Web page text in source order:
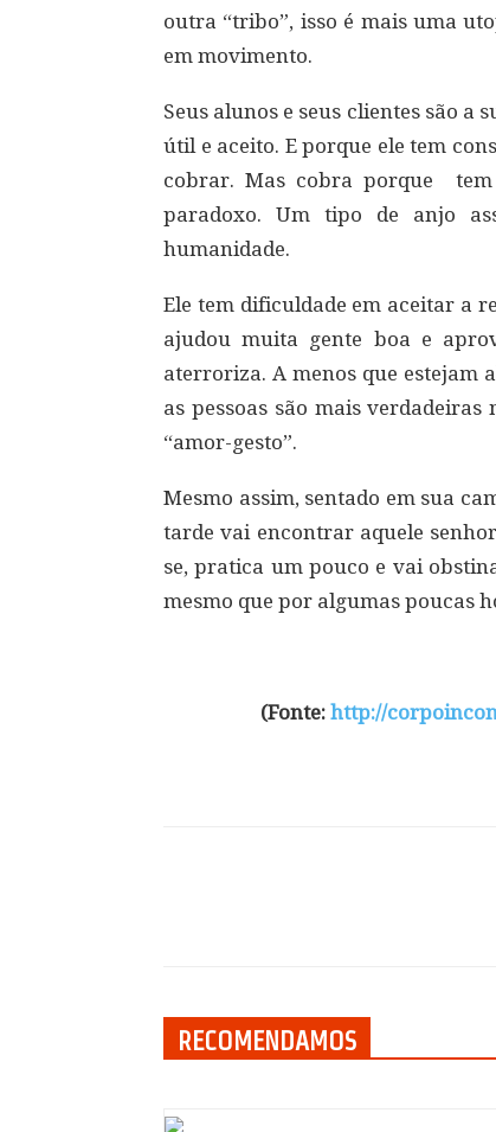
outra “tribo”, isso é mais uma
em movimento.
Seus alunos e seus clientes são a
útil e aceito. E porque ele tem
cobrar. Mas cobra porque
paradoxo. Um tipo de anjo
humanidade.
Ele tem dificuldade em aceitar a
ajudou muita gente boa e
aterroriza. A menos que estejam
as pessoas são mais
“amor-gesto”.
Mesmo assim, sentado em sua
tarde vai encontrar aquele
se, pratica um pouco e vai
mesmo que por algumas poucas
(Fonte: http://
RECOMENDAMOS